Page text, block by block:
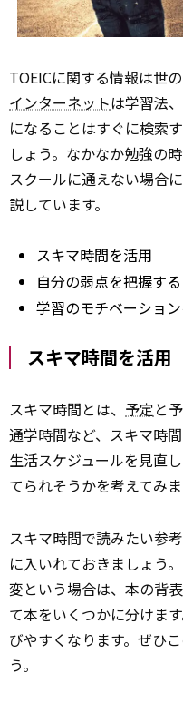
TOEICに関する情報は世
インターネットは学習法
になることはすぐに検索
しょう。なかなか勉強の
スクールに通えない場合
説しています。
スキマ時間を活用
自分の弱点を把握する
学習のモチベーショ
スキマ時間を活用
スキマ時間とは、 予定と
通学時間など、スキマ時
生活スケジュールを見直
てられそうかを考えてみま
スキマ時間で読みたい参
に入いれておきましょう
変という場合は、本の背
て本をいくつかに分けま
びやすくなります。ぜひ
う。